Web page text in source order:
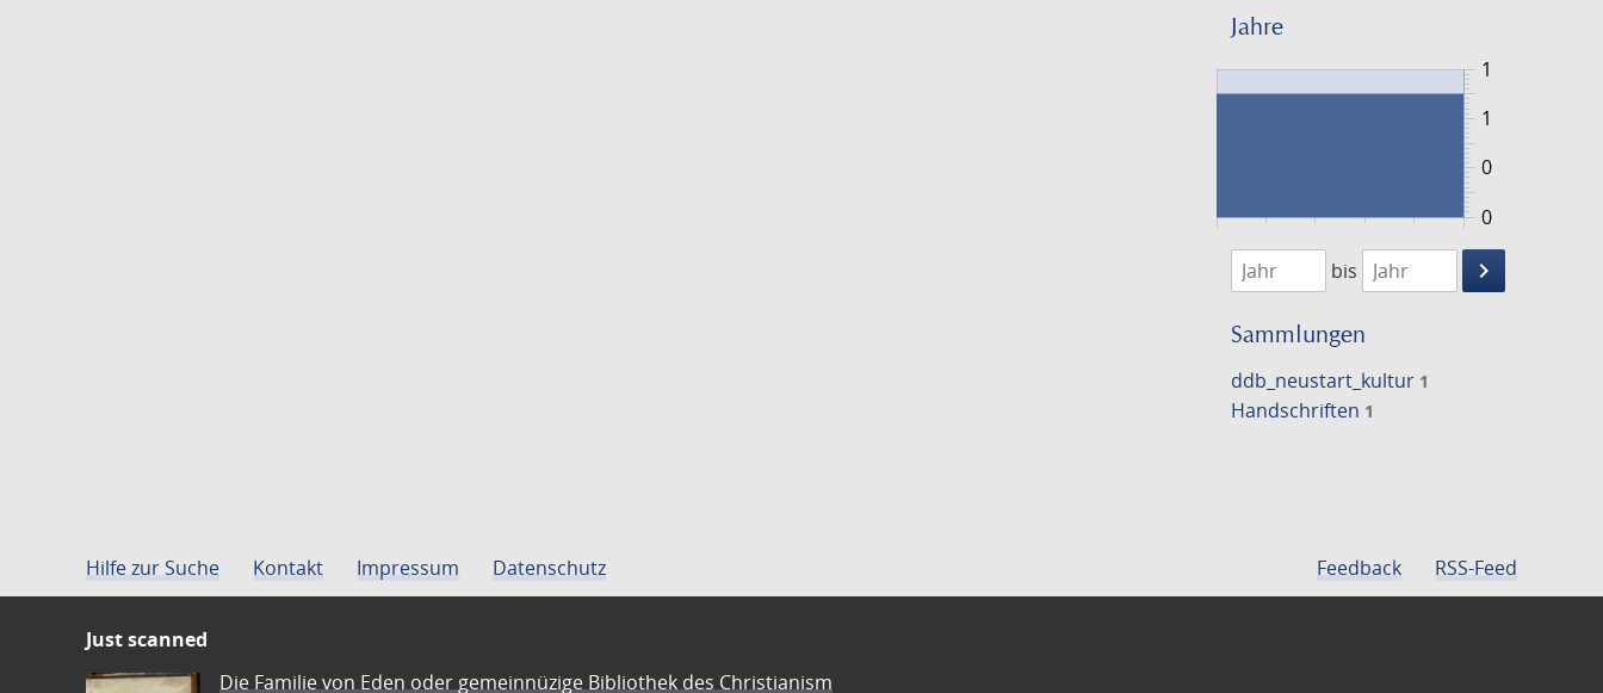
Jahre
0
1
0
1
1474
1475
bis
keyboard_arrow_right
Suche
Sammlungen
ddb_neustart_kultur 1
Handschriften 1
Hilfe zur Suche Kontakt Impressum Datenschutz Feedback RSS-Feed
Just scanned
Die Familie von Eden oder gemeinnüzige Bibliothek des Christianism